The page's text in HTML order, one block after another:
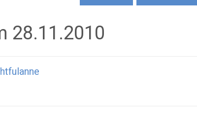
28.11.2010